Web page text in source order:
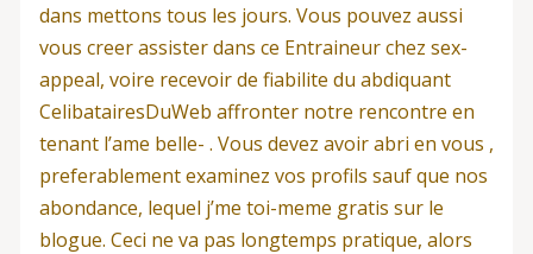
dans mettons tous les jours. Vous pouvez aussi
vous creer assister dans ce Entraineur chez sex-
appeal, voire recevoir de fiabilite du abdiquant
CelibatairesDuWeb affronter notre rencontre en
tenant l’ame belle- . Vous devez avoir abri en vous ,
preferablement examinez vos profils sauf que nos
abondance, lequel j’me toi-meme gratis sur le
blogue. Ceci ne va pas longtemps pratique, alors